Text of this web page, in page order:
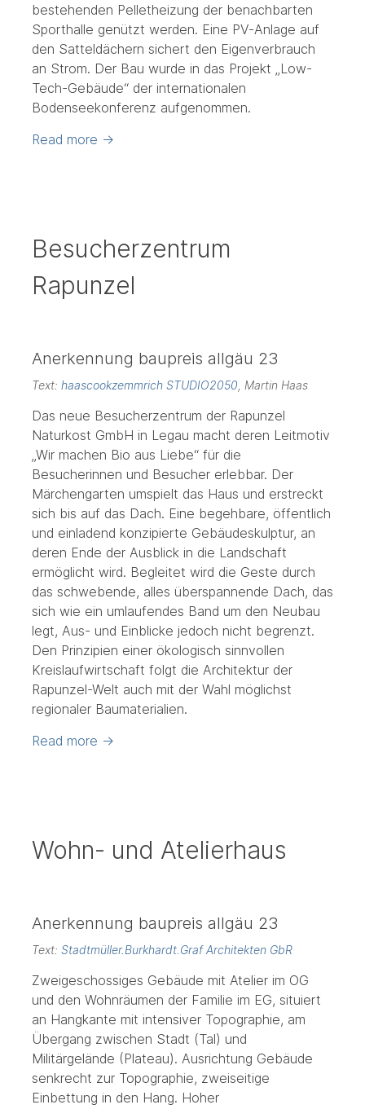
bestehenden Pelletheizung der benachbarten
Sporthalle genützt werden. Eine PV-Anlage auf
den Satteldächern sichert den Eigenverbrauch
an Strom. Der Bau wurde in das Projekt „Low-
Tech-Gebäude“ der internationalen
Bodenseekonferenz aufgenommen.
Read more →
Besucherzentrum
Rapunzel
Anerkennung baupreis allgäu 23
Text: haascookzemmrich STUDIO2050 , Martin Haas
Das neue Besucherzentrum der Rapunzel
Naturkost GmbH in Legau macht deren Leitmotiv
„Wir machen Bio aus Liebe“ für die
Besucherinnen und Besucher erlebbar. Der
Märchengarten umspielt das Haus und erstreckt
sich bis auf das Dach. Eine begehbare, öffentlich
und einladend konzipierte Gebäudeskulptur, an
deren Ende der Ausblick in die Landschaft
ermöglicht wird. Begleitet wird die Geste durch
das schwebende, alles überspannende Dach, das
sich wie ein umlaufendes Band um den Neubau
legt, Aus- und Einblicke jedoch nicht begrenzt.
Den Prinzipien einer ökologisch sinnvollen
Kreislaufwirtschaft folgt die Architektur der
Rapunzel-Welt auch mit der Wahl möglichst
regionaler Baumaterialien.
Read more →
Wohn- und Atelierhaus
Anerkennung baupreis allgäu 23
Text: Stadtmüller.Burkhardt.Graf Architekten GbR
Zweigeschossiges Gebäude mit Atelier im OG
und den Wohnräumen der Familie im EG, situiert
an Hangkante mit intensiver Topographie, am
Übergang zwischen Stadt (Tal) und
Militärgelände (Plateau). Ausrichtung Gebäude
senkrecht zur Topographie, zweiseitige
Einbettung in den Hang. Hoher